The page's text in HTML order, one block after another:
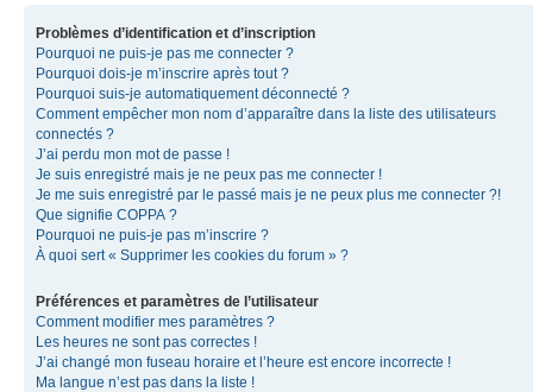
Problèmes d’identification et d’inscription
Pourquoi ne puis-je pas me connecter ?
Pourquoi dois-je m’inscrire après tout ?
Pourquoi suis-je automatiquement déconnecté ?
Comment empêcher mon nom d’apparaître dans la liste des utilisateurs
connectés ?
J’ai perdu mon mot de passe !
Je suis enregistré mais je ne peux pas me connecter !
Je me suis enregistré par le passé mais je ne peux plus me connecter ?!
Que signifie COPPA ?
Pourquoi ne puis-je pas m’inscrire ?
À quoi sert « Supprimer les cookies du forum » ?
Préférences et paramètres de l’utilisateur
Comment modifier mes paramètres ?
Les heures ne sont pas correctes !
J’ai changé mon fuseau horaire et l’heure est encore incorrecte !
Ma langue n’est pas dans la liste !